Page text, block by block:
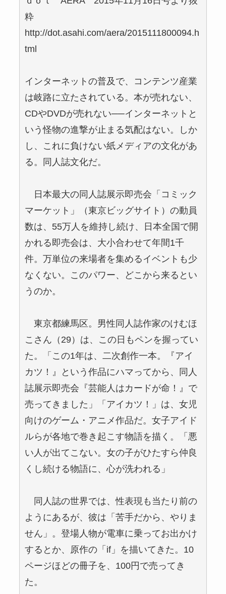
粋
http://dot.asahi.com/aera/2015111800094.h
tml
インターネットの普及で、コンテンツ産業
は岐路に立たされている。本が売れない、
CDやDVDが売れない──インターネットと
いう怪物の進撃が止まる気配はない。しか
し、これに負けない紙メディアの文化があ
る。同人誌文化だ。
日本最大の同人誌展示即売会「コミック
マーケット」（東京ビッグサイト）の動員
数は、55万人を維持し続け、日本全国で開
かれる即売会は、大小合わせて年間1千
件。万単位の来場者を集めるイベントも少
なくない。このパワー、どこから来るとい
うのか。
東京都練馬区。男性同人誌作家のけむほ
こさん（29）は、この日もペンを握ってい
た。「この1年は、二次創作一本。『アイ
カツ！』という作品にハマってから、同人
誌展示即売会『芸能人はカードが命！』で
売ってきました」「アイカツ！」は、女児
向けのゲーム・アニメ作品だ。女子アイド
ルらが各地で巻き起こす物語を描く。「悪
い人が出てこない。女の子がひたすら仲良
くし続ける物語に、心が洗われる」
同人誌の世界では、性表現も当たり前の
ようにあるが、彼は「苦手だから、やりま
せん」。登場人物が電車に乗ってお出かけ
するとか、原作の「if」を描いてきた。10
ページほどの冊子を、100円で売ってき
た。